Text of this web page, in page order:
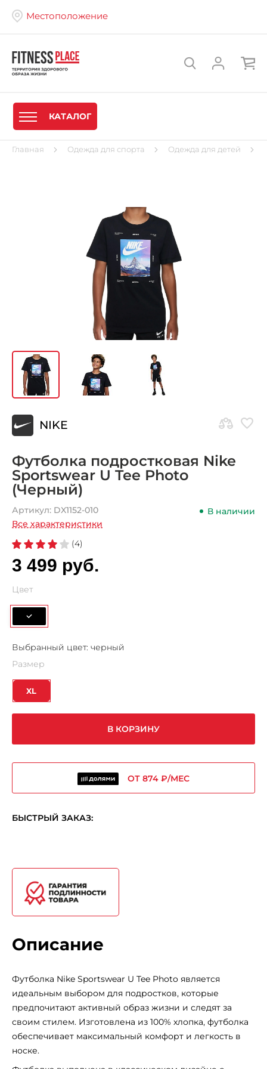
Местоположение
КАТАЛОГ
Главная Одежда для спорта Одежда для детей
NIKE
Футболка подростковая Nike
Sportswear U Tee Photo
(Черный)
Артикул: DX1152-010
В наличии
Все характеристики
(4)
3 499 руб.
Цвет
Выбранный цвет: черный
Размер
XL
В КОРЗИНУ
ОТ 874 ₽/МЕС
БЫСТРЫЙ ЗАКАЗ:
Описание
Футболка Nike Sportswear U Tee Photo является
идеальным выбором для подростков, которые
предпочитают активный образ жизни и следят за
своим стилем. Изготовлена из 100% хлопка, футболка
обеспечивает максимальный комфорт и легкость в
носке.